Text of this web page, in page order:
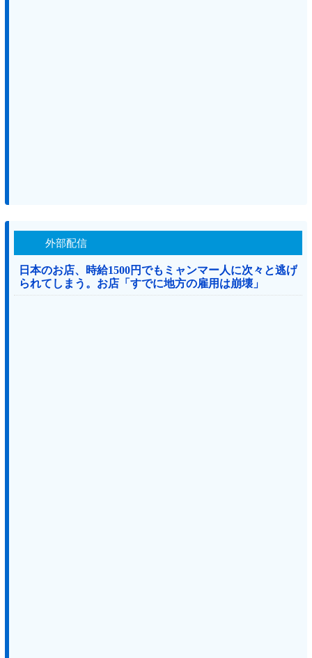
外部配信
日本のお店、時給1500円でもミャンマー人に次々と逃げ
られてしまう。お店「すでに地方の雇用は崩壊」